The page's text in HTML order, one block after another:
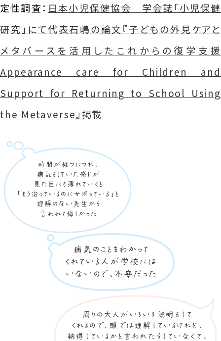
定性調査： 日本小児保健協会 学会誌「小児保健
研究」にて代表石嶋の論文『子どもの外見ケアと
メタバースを活用したこれからの復学支援
Appearance care for Children and
Support for Returning to School Using
the Metaverse』掲載